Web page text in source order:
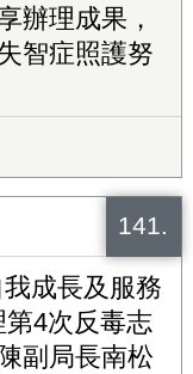
辦理成果，
智症照護努
141.
成長及服務
4次反毒志
副局長南松